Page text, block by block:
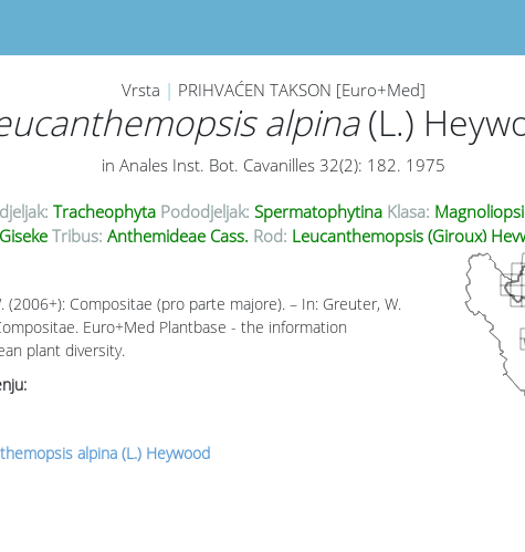
Vrsta | PRIHVAĆEN TAKSON [Euro+Med]
alpina(L.)
in Anales Inst. Bot. Cavanilles 32(2): 182. 1975
Tracheophyta Pododjeljak: Spermatophytina Klasa:
Tribus: Anthemideae Cass. Rod: Leucanthemopsis (Giroux)
(2006+): Compositae (pro parte majore). – In: Greuter, W.
Euro+Med Plantbase - the information
plant diversity.
alpina (L.) Heywood